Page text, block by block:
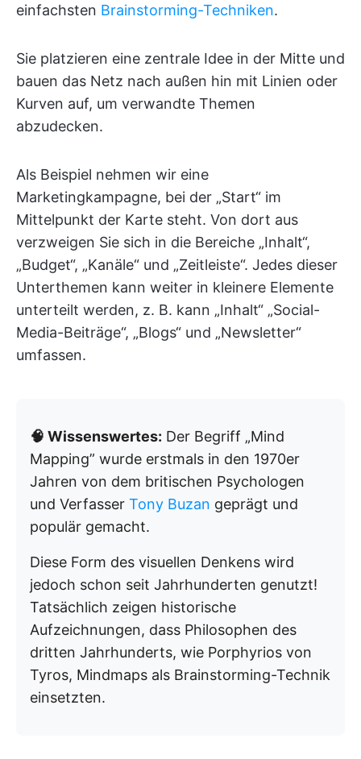
einfachsten Brainstorming-Techniken.
Sie platzieren eine zentrale Idee in der Mitte und
bauen das Netz nach außen hin mit Linien oder
Kurven auf, um verwandte Themen
abzudecken.
Als Beispiel nehmen wir eine
Marketingkampagne, bei der „Start“ im
Mittelpunkt der Karte steht. Von dort aus
verzweigen Sie sich in die Bereiche „Inhalt“,
„Budget“, „Kanäle“ und „Zeitleiste“. Jedes dieser
Unterthemen kann weiter in kleinere Elemente
unterteilt werden, z. B. kann „Inhalt“ „Social-
Media-Beiträge“, „Blogs“ und „Newsletter“
umfassen.
🧠 Wissenswertes: Der Begriff „Mind
Mapping” wurde erstmals in den 1970er
Jahren von dem britischen Psychologen
und Verfasser Tony Buzan geprägt und
populär gemacht.
Diese Form des visuellen Denkens wird
jedoch schon seit Jahrhunderten genutzt!
Tatsächlich zeigen historische
Aufzeichnungen, dass Philosophen des
dritten Jahrhunderts, wie Porphyrios von
Tyros, Mindmaps als Brainstorming-Technik
einsetzten.